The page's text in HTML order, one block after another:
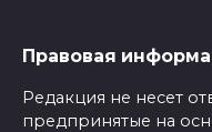
Правовая
Редакция не несет
предпринятые на